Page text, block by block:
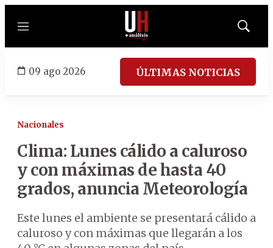
Menú
Mostrar
09 ago 2026 ÚLTIMAS NOTICIAS
Nacionales
Clima: Lunes cálido a caluroso
y con máximas de hasta 40
grados, anuncia Meteorología
Este lunes el ambiente se presentará cálido a
caluroso y con máximas que llegarán a los